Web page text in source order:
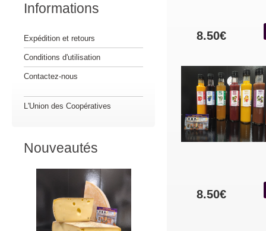
8.50€
8.50€
Informations
Expédition et retours
Conditions d'utilisation
Contactez-nous
L'Union des Coopératives
Nouveautés